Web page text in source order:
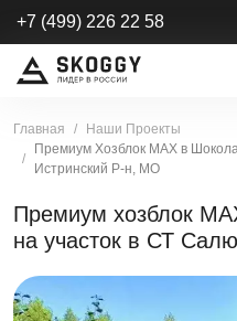
+7 (499) 226 22 58
Главная
Наши Проекты
Премиум Хозблок МАХ в
Истринский Р-н, МО
Премиум хозблок
на участок в СТ